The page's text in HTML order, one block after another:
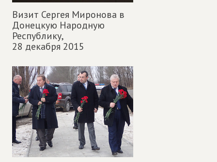
Визит Сергея Миронова в
Донецкую Народную
Республику,
28 декабря 2015